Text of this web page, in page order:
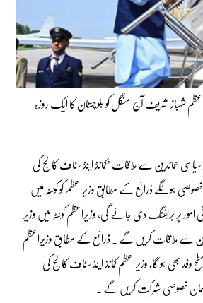
شہباز شریف آج منگل کو بلوچستان کا ایک روزہ
سیاسی عمائدین سے ملاقات ’کمانڈ اینڈ سٹاف کالج کی
ہونگے ذرائع کے مطابق وزیراعظم کو کوئٹہ میں
پر بریفنگ دی جائے گی، وزیراعظم کوئٹہ میں وزیر
سے ملاقات کریں گے ۔ ذرائع کے مطابق وزیراعظم
وفد بھی ہو گا، وزیراعظم کمانڈ اینڈ سٹاف کالج کی
خصوصی شرکت کریں گے ۔